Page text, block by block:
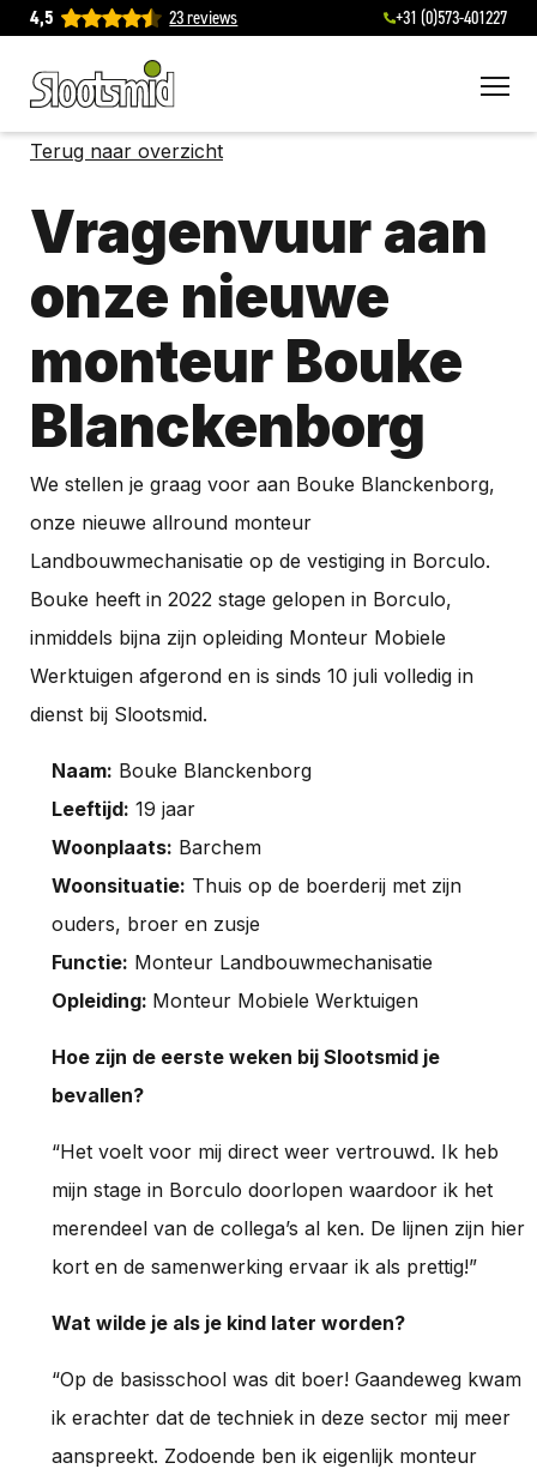
4,5 23 reviews +31 (0)573-401227
Terug naar overzicht
Vragenvuur aan
onze nieuwe
monteur Bouke
Blanckenborg
We stellen je graag voor aan Bouke Blanckenborg,
onze nieuwe allround monteur
Landbouwmechanisatie op de vestiging in Borculo.
Bouke heeft in 2022 stage gelopen in Borculo,
inmiddels bijna zijn opleiding Monteur Mobiele
Werktuigen afgerond en is sinds 10 juli volledig in
dienst bij Slootsmid.
Naam: Bouke Blanckenborg
Leeftijd: 19 jaar
Woonplaats: Barchem
Woonsituatie: Thuis op de boerderij met zijn
ouders, broer en zusje
Functie: Monteur Landbouwmechanisatie
Opleiding: Monteur Mobiele Werktuigen
Hoe zijn de eerste weken bij Slootsmid je
bevallen?
“Het voelt voor mij direct weer vertrouwd. Ik heb
mijn stage in Borculo doorlopen waardoor ik het
merendeel van de collega’s al ken. De lijnen zijn hier
kort en de samenwerking ervaar ik als prettig!”
Wat wilde je als je kind later worden?
“Op de basisschool was dit boer! Gaandeweg kwam
ik erachter dat de techniek in deze sector mij meer
aanspreekt. Zodoende ben ik eigenlijk monteur